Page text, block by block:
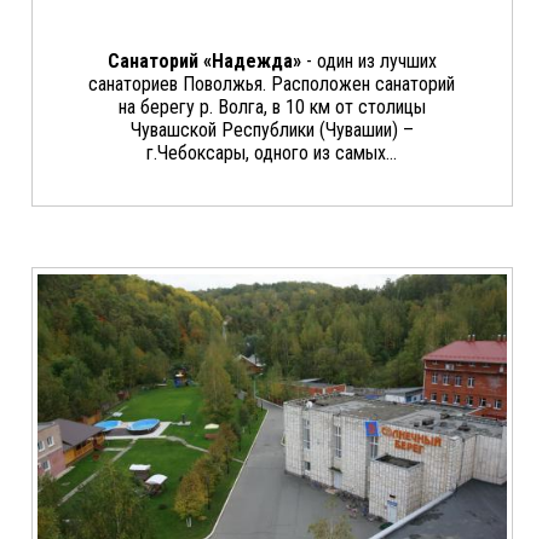
Санаторий «Надежда»- один из лучших
санаториев Поволжья. Расположен санаторий
на берегу р. Волга, в 10 км от столицы
Чувашской Республики (Чувашии) –
г.Чебоксары, одного из самых...